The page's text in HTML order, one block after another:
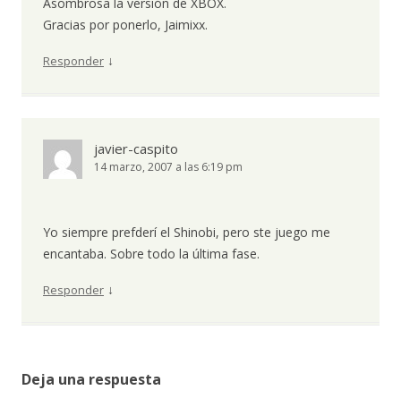
Gracias por ponerlo, Jaimixx.
Responder ↓
javier-caspito
14 marzo, 2007 a las 6:19 pm
Yo siempre prefderí el Shinobi, pero ste juego me
encantaba. Sobre todo la última fase.
Responder ↓
Deja una respuesta